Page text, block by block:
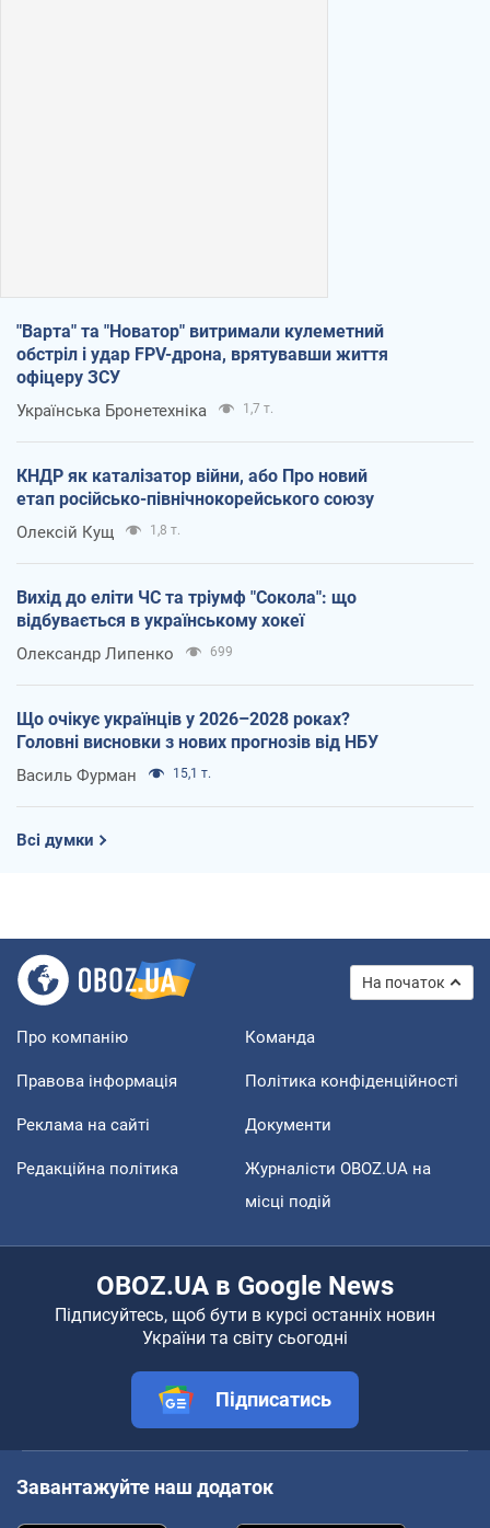
"Варта" та "Новатор" витримали кулеметний
обстріл і удар FPV-дрона, врятувавши життя
офіцеру ЗСУ
Українська Бронетехніка 1,7 т.
КНДР як каталізатор війни, або Про новий
етап російсько-північнокорейського союзу
Олексій Кущ 1,8 т.
Вихід до еліти ЧС та тріумф "Сокола": що
відбувається в українському хокеї
Олександр Липенко 699
Що очікує українців у 2026–2028 роках?
Головні висновки з нових прогнозів від НБУ
Василь Фурман 15,1 т.
Всі думки
На початок
Про компанію Команда
Правова інформація Політика конфіденційності
Реклама на сайті Документи
Редакційна політика
Журналісти OBOZ.UA на
місці подій
OBOZ.UA в Google News
Підписуйтесь, щоб бути в курсі останніх новин
України та світу сьогодні
Підписатись
Завантажуйте наш додаток